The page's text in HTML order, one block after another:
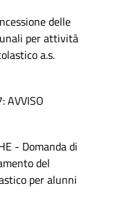
delle
per attività
a.s.
AVVISO
- Domanda di
del
per alunni